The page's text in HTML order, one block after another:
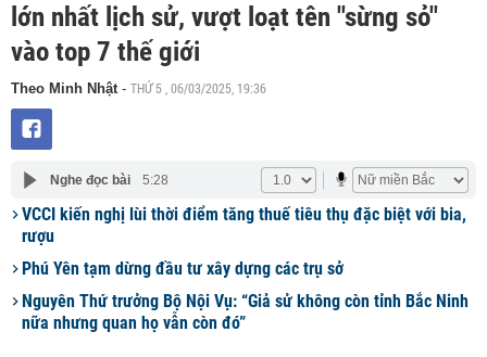
lớn nhất lịch sử, vượt loạt tên "sừng sỏ"
vào top 7 thế giới
Theo Minh Nhật- THỨ 5 , 06/03/2025, 19:36
Nghe đọc bài 5:28
VCCI kiến nghị lùi thời điểm tăng thuế tiêu thụ đặc biệt với bia,
rượu
Phú Yên tạm dừng đầu tư xây dựng các trụ sở
Nguyên Thứ trưởng Bộ Nội Vụ: “Giả sử không còn tỉnh Bắc Ninh
nữa nhưng quan họ vẫn còn đó”